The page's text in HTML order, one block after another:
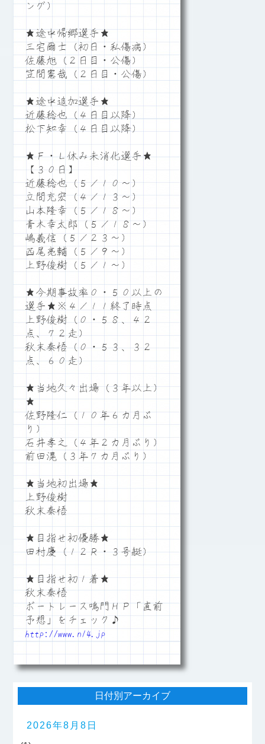
ング）
★途中帰郷選手★
三宅爾士（初日・私傷病）
佐藤旭（２日目・公傷）
笠間憲哉（２日目・公傷）
★途中追加選手★
近藤稔也（４日目以降）
松下知幸（４日目以降）
★Ｆ・Ｌ休み未消化選手★
【３０日】
近藤稔也（５／１０～）
立間充宏（４／１３～）
山本隆幸（５／１８～）
青木幸太郎（５／１８～）
嶋義信（５／２３～）
西尾亮輔（５／９～）
上野俊樹（５／１～）
★今期事故率０・５０以上の
選手★※４／１１終了時点
上野俊樹（０・５８、４２
点、７２走）
秋末秦悟（０・５３、３２
点、６０走）
★当地久々出場（３年以上）
★
佐野隆仁（１０年６カ月ぶ
り）
石井孝之（４年２カ月ぶり）
前田滉（３年７カ月ぶり）
★当地初出場★
上野俊樹
秋末秦悟
★目指せ初優勝★
田村慶（１２Ｒ・３号艇）
★目指せ初１着★
秋末秦悟
ボートレース鳴門ＨＰ「直前
予想」をチェック♪
http://www.n14.jp
日付別アーカイブ
2026年8月8日